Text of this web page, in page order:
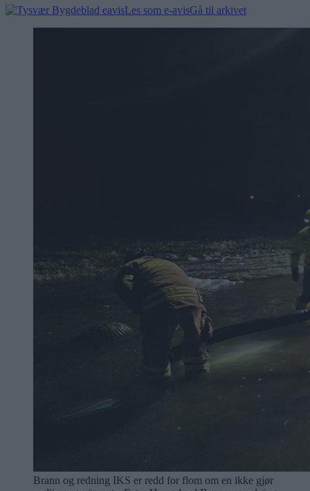
Les som e-avisGå til arkivet
Brann og redning IKS er redd for flom om en ikke gjør